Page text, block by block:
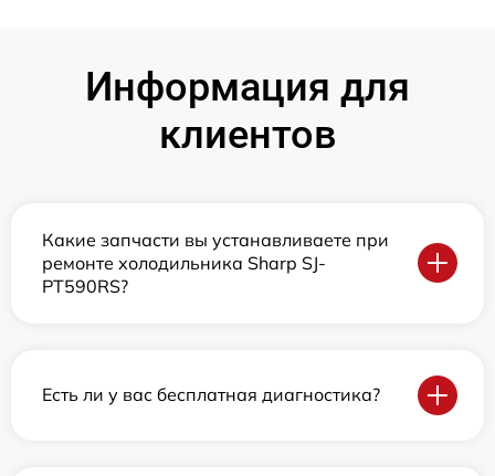
Информация для
клиентов
Какие запчасти вы устанавливаете при
ремонте холодильника Sharp SJ-
PT590RS?
Есть ли у вас бесплатная диагностика?